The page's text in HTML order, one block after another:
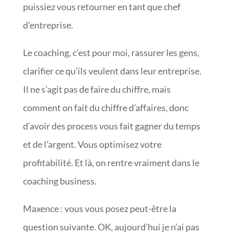
puissiez vous retourner en tant que chef
d’entreprise.
Le coaching, c’est pour moi, rassurer les gens,
clarifier ce qu’ils veulent dans leur entreprise.
Il ne s’agit pas de faire du chiffre, mais
comment on fait du chiffre d’affaires, donc
d’avoir des process vous fait gagner du temps
et de l’argent. Vous optimisez votre
profitabilité. Et là, on rentre vraiment dans le
coaching business.
Maxence : vous vous posez peut-être la
question suivante. OK, aujourd’hui je n’ai pas